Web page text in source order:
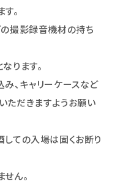
。
撮影録音機材の持ち
ります。
、キャリーケースなど
ただきますようお願い
ての入場は固くお断り
ん。